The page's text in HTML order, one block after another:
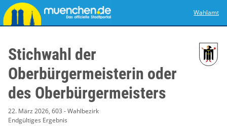
Wahlamt
Stichwahl der
Oberbürgermeisterin oder
des Oberbürgermeisters
22. März 2026, 603 - Wahlbezirk
Endgültiges Ergebnis